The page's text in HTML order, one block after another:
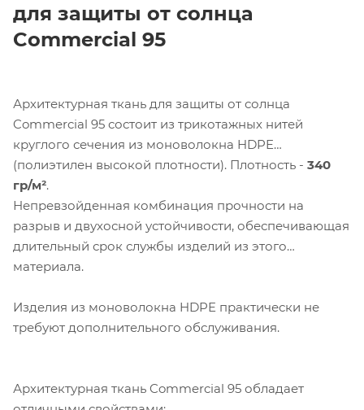
для защиты от солнца
Commercial 95
Архитектурная ткань для защиты от солнца
Commercial 95 состоит из трикотажных нитей
круглого сечения из моноволокна HDPE
(полиэтилен высокой плотности). Плотность - 340
гр/м².
Непревзойденная комбинация прочности на
разрыв и двухосной устойчивости, обеспечивающая
длительный срок службы изделий из этого
материала.
Изделия из моноволокна HDPE практически не
требуют дополнительного обслуживания.
Архитектурная ткань Commercial 95 обладает
Компания «Торговый Дом Технический
Текстиль» использует cookie-файлы и